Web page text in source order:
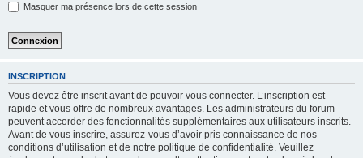
Masquer ma présence lors de cette session
INSCRIPTION
Vous devez être inscrit avant de pouvoir vous connecter. L’inscription est
rapide et vous offre de nombreux avantages. Les administrateurs du forum
peuvent accorder des fonctionnalités supplémentaires aux utilisateurs inscrits.
Avant de vous inscrire, assurez-vous d’avoir pris connaissance de nos
conditions d’utilisation et de notre politique de confidentialité. Veuillez